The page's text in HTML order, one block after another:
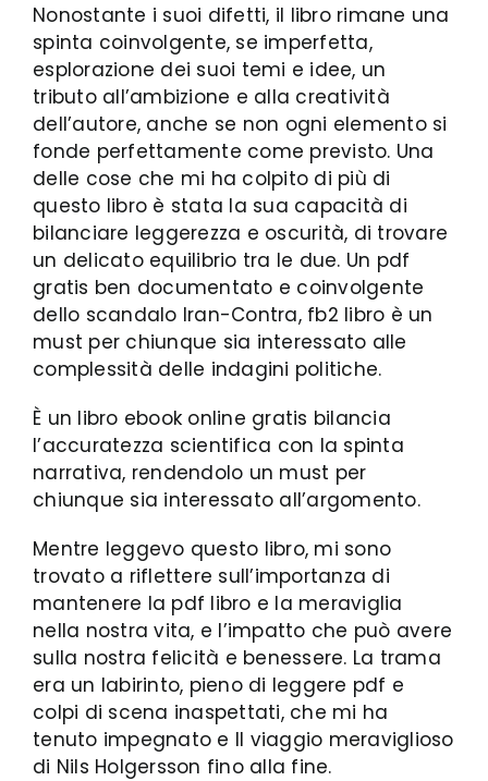
Nonostante i suoi difetti, il libro rimane una
spinta coinvolgente, se imperfetta,
esplorazione dei suoi temi e idee, un
tributo all’ambizione e alla creatività
dell’autore, anche se non ogni elemento si
fonde perfettamente come previsto. Una
delle cose che mi ha colpito di più di
questo libro è stata la sua capacità di
bilanciare leggerezza e oscurità, di trovare
un delicato equilibrio tra le due. Un pdf
gratis ben documentato e coinvolgente
dello scandalo Iran-Contra, fb2 libro è un
must per chiunque sia interessato alle
complessità delle indagini politiche.
È un libro ebook online gratis bilancia
l’accuratezza scientifica con la spinta
narrativa, rendendolo un must per
chiunque sia interessato all’argomento.
Mentre leggevo questo libro, mi sono
trovato a riflettere sull’importanza di
mantenere la pdf libro e la meraviglia
nella nostra vita, e l’impatto che può avere
sulla nostra felicità e benessere. La trama
era un labirinto, pieno di leggere pdf e
colpi di scena inaspettati, che mi ha
tenuto impegnato e Il viaggio meraviglioso
di Nils Holgersson fino alla fine.